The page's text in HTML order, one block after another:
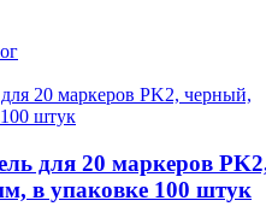
для 20 маркеров
в упаковке 100 штук